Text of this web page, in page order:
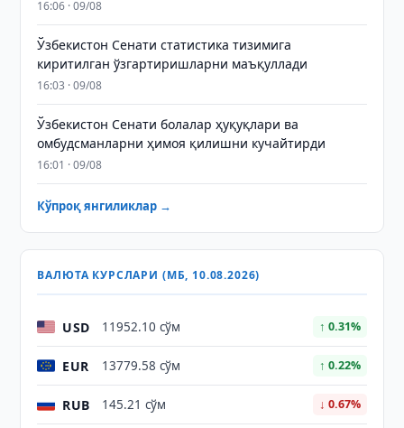
16:06 · 09/08
Ўзбекистон Сенати статистика тизимига
киритилган ўзгартиришларни маъқуллади
16:03 · 09/08
Ўзбекистон Сенати болалар ҳуқуқлари ва
омбудсманларни ҳимоя қилишни кучайтирди
16:01 · 09/08
Кўпроқ янгиликлар →
ВАЛЮТА КУРСЛАРИ (МБ, 10.08.2026)
USD 11952.10 сўм ↑ 0.31%
EUR 13779.58 сўм ↑ 0.22%
RUB 145.21 сўм ↓ 0.67%